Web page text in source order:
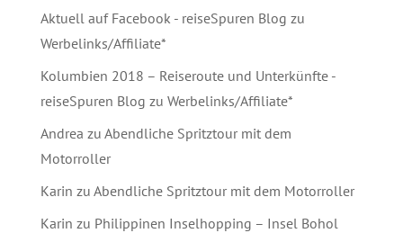
Aktuell auf Facebook - reiseSpuren Blog zu
Werbelinks/Affiliate*
Kolumbien 2018 – Reiseroute und Unterkünfte -
reiseSpuren Blog zu Werbelinks/Affiliate*
Andrea zu Abendliche Spritztour mit dem
Motorroller
Karin zu Abendliche Spritztour mit dem Motorroller
Karin zu Philippinen Inselhopping – Insel Bohol